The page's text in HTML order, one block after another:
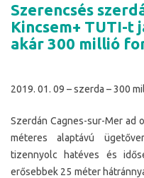
Szerencsés
Kincsem+ TUTI-t
akár 300 millió
2019. 01. 09 – szerda – 300
Szerdán Cagnes-sur-Mer ad
méteres alaptávú
tizennyolc hatéves és
erősebbek 25 méter